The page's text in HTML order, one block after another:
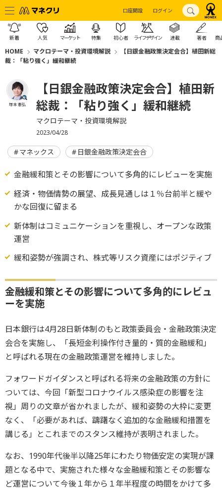
口座開設 ログイン
新着 人気 マーケット 特集 初心者 ライフデザイン 連載 著者 商
HOME マクロテーマ・投資環境解説
【日銀金融政策決定会合】植田新総
裁：「粘り強く」緩和継続
塚本 憲弘
【日銀金融政策決定会合】植田新
総裁：「粘り強く」緩和継続
マクロテーマ・投資環境解説
2023/04/28
マネックス 日銀金融政策決定会合
金融緩和策とその影響について多角的にレビューを実施
経済・物価情勢の展望、成長見通しは１％台前半と緩や
かな回復に留まる
新体制はコミュニケーションを重視し、オープンな政策
運営
緩和姿勢が強調され、株式等リスク資産にはポジティブ
金融緩和策とその影響について多角的にレビュ
ーを実施
日本銀行は4月28日新体制のもと政策委員会・金融政策決定
会合を実施し、「長短金利操作付き量的・質的金融緩和」
と呼ばれる現在の金融政策運営を維持しました。
フォワードガイダンスと呼ばれる将来の金融政策の方針に
ついては、今回「新型コロナウイルス感染症の影響を注
視」周りの文章が省かれましたが、緩和姿勢の大枠に変更
なく、「必要があれば、躊躇なく追加的な金融緩和措置を
講じる」とこれまでのスタンス維持が表明されました。
なお、1990年代後半以降25年にわたり物価安定の実現が課
題となる中で、実施された様々な金融緩和策とその影響な
ど運営について今後１年から１年半程度の時間をかけて多